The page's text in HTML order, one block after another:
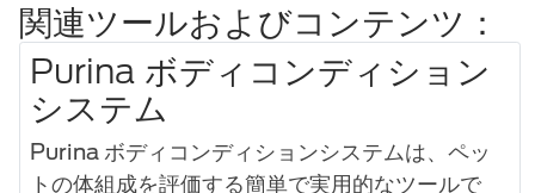
関連ツールおよびコンテンツ：
Purina ボディコンディション
システム
Purina ボディコンディションシステムは、ペッ
トの体組成を評価する簡単で実用的なツールで